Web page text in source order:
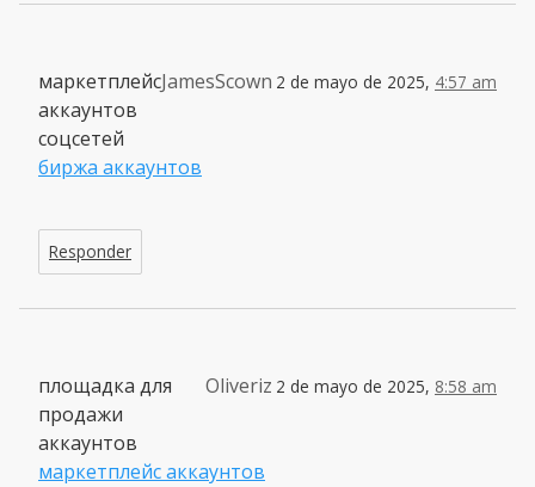
JamesScown 2 de mayo de 2025, 4:57 am
маркетплейс
аккаунтов
соцсетей
биржа аккаунтов
Responder
Oliveriz 2 de mayo de 2025, 8:58 am
площадка для
продажи
аккаунтов
маркетплейс аккаунтов